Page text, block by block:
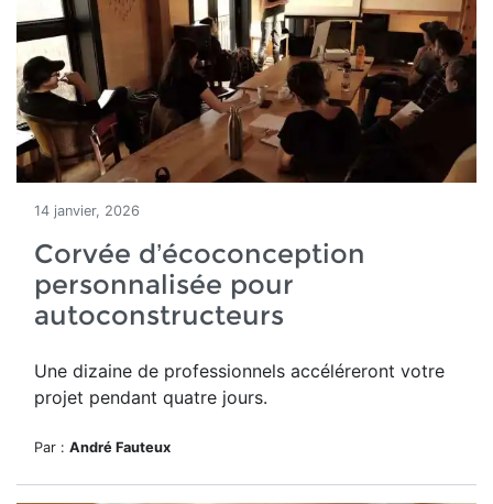
14 janvier, 2026
Corvée d’écoconception
personnalisée pour
autoconstructeurs
Une dizaine de professionnels accéléreront votre
projet pendant quatre jours.
Par : André Fauteux